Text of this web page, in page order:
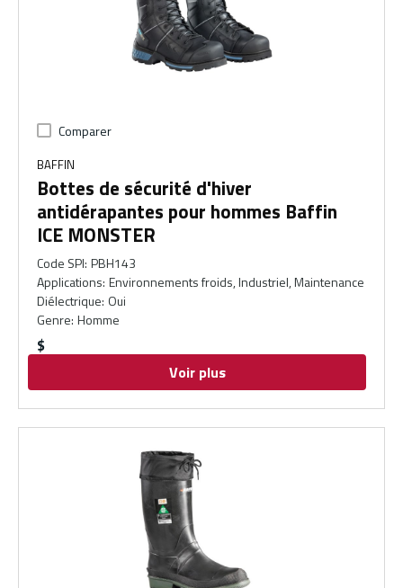
Comparer
BAFFIN
Bottes de sécurité d'hiver
antidérapantes pour hommes Baffin
ICE MONSTER
Code SPI: PBH143
Applications: Environnements froids, Industriel, Maintenance
Diélectrique: Oui
Genre: Homme
$
Voir plus